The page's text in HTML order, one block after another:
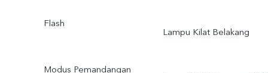
Flash
Lampu Kilat Belakang
Modus Pemandangan